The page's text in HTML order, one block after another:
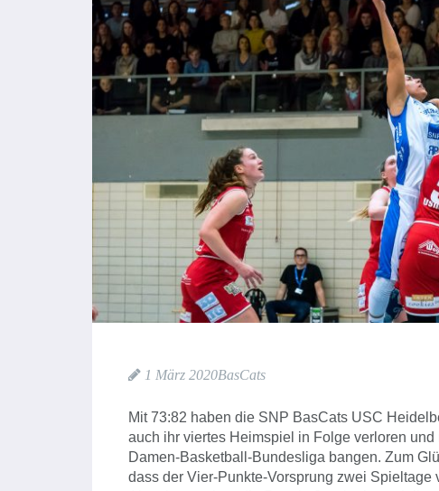
1 März 2020BasCats
Mit 73:82 haben die SNP BasCats USC
auch ihr viertes Heimspiel in Folge verloren
Damen-Basketball-Bundesliga bangen. Zum
dass der Vier-Punkte-Vorsprung zwei